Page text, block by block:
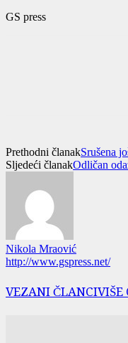
GS press
Prethodni članakSrušena
Sljedeći članakOdličan
Nikola Mraović
http://www.gspress.net/
VEZANI ČLANCIVIŠE